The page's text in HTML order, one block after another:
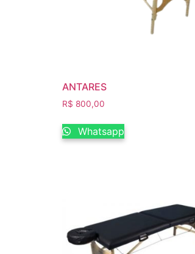
ANTARES
R$ 800,00
Whatsapp